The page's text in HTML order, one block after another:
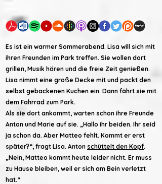
Es ist ein warmer Sommerabend. Lisa will sich mit
ihren Freunden im Park treffen. Sie wollen dort
grillen, Musik hören und die freie Zeit genießen.
Lisa nimmt eine große Decke mit und packt den
selbst gebackenen Kuchen ein. Dann fährt sie mit
dem Fahrrad zum Park.
Als sie dort ankommt, warten schon ihre Freunde
Anton und Marie auf sie. „Hallo ihr beiden. Ihr seid
ja schon da. Aber Matteo fehlt. Kommt er erst
später?“, fragt Lisa. Anton schüttelt den Kopf.
„Nein, Matteo kommt heute leider nicht. Er muss
zu Hause bleiben, weil er sich am Bein verletzt
hat.“